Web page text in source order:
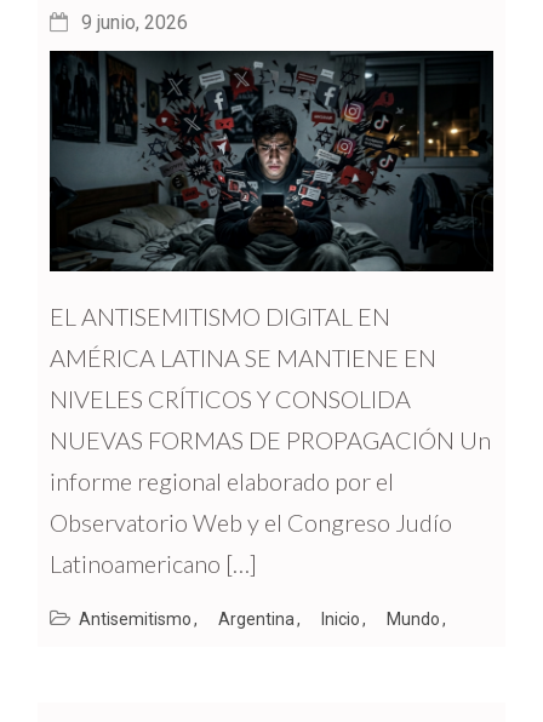
9 junio, 2026
EL ANTISEMITISMO DIGITAL EN
AMÉRICA LATINA SE MANTIENE EN
NIVELES CRÍTICOS Y CONSOLIDA
NUEVAS FORMAS DE PROPAGACIÓN Un
informe regional elaborado por el
Observatorio Web y el Congreso Judío
Latinoamericano […]
Antisemitismo Argentina Inicio Mundo